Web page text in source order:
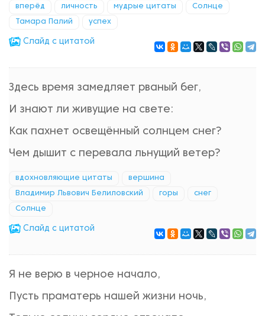
вперёд личность мудрые цитаты Солнце
Тамара Палий успех
Cлайд с цитатой
Здесь время замедляет рваный бег,
И знают ли живущие на свете:
Как пахнет освещённый солнцем снег?
Чем дышит с перевала льнущий ветер?
вдохновляющие цитаты вершина
Владимир Львович Белиловский горы снег
Солнце
Cлайд с цитатой
Я не верю в черное начало,
Пусть праматерь нашей жизни ночь,